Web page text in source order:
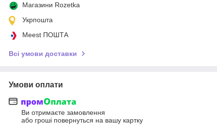
Магазини Rozetka
Укрпошта
Meest ПОШТА
Всі умови доставки
Умови оплати
Ви отримаєте замовлення
або гроші повернуться на вашу картку